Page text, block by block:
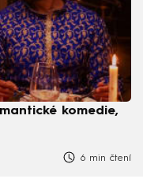
komedie,
6 min čtení